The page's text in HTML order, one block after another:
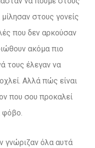
στους γονείς
που δεν αρκούσαν
ακόμα πιο
τους έλεγαν να
Αλλά πώς είναι
που σου προκαλεί
φόβο.
γνώριζαν όλα αυτά